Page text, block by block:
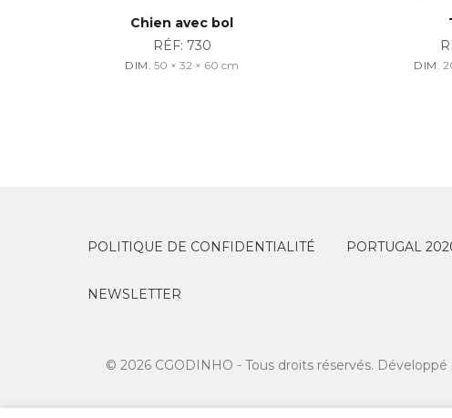
Chien avec bol
RÉF: 730
DIM. 50 × 32 × 60cm DIM.
POLITIQUE DE CONFIDENTIALITÉ PORTUGAL
NEWSLETTER
© 2026 CGODINHO - Tous droits réservés. Développé